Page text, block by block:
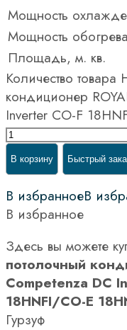
Мощность
Мощность
Площадь, м. кв.
Количество
кондиционер
Inverter CO-F
В корзину Быстрый
В избранноеВ
В избранное
Здесь вы можете
потолочный
Competenza DC
18HNFI/CO-E
Гурзуф